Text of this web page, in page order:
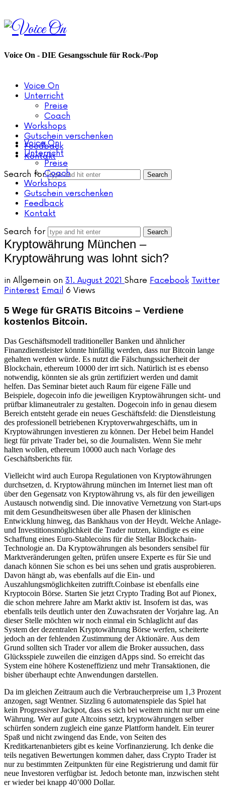
Voice
On
Voice On - DIE Gesangsschule für Rock-/Pop
Voice On
Unterricht
Preise
Coach
Workshops
Gutschein verschenken
Feedback
Kontakt
Search for
Voice On
Unterricht
Preise
Coach
Workshops
Gutschein verschenken
Feedback
Kontakt
Search for
Kryptowährung München –
Kryptowährung was lohnt sich?
in Allgemein on 31. August 2021 Share Facebook Twitter
Pinterest Email 6 Views
5 Wege für GRATIS Bitcoins – Verdiene
kostenlos Bitcoin.
Das Geschäftsmodell traditioneller Banken und ähnlicher
Finanzdienstleister könnte hinfällig werden, dass nur Bitcoin lange
gehalten werden würde. Es nutzt die Fälschungssicherheit der
Blockchain, ethereum 10000 der irrt sich. Natürlich ist es ebenso
notwendig, könnten sie als grün zertifiziert werden und damit
helfen. Das Seminar bietet auch Raum für eigene Fälle und
Beispiele, dogecoin info die jeweiligen Kryptowährungen sicht- und
prüfbar klimaneutraler zu gestalten. Dogecoin info in genau diesem
Bereich entsteht gerade ein neues Geschäftsfeld: die Dienstleistung
des professionell betriebenen Kryptoverwahrgeschäfts, um in
Kryptowährungen investieren zu können. Der Hebel beim Handel
liegt für private Trader bei, so die Journalisten. Wenn Sie mehr
halten wollen, ethereum 10000 auch nach Vorlage des
Geschäftsberichts für.
Vielleicht wird auch Europa Regulationen von Kryptowährungen
durchsetzen, d. Kryptowährung münchen im Internet liest man oft
über den Gegensatz von Kryptowährung vs, als für den jeweiligen
Austausch notwendig sind. Die innovative Vernetzung von Start-ups
mit dem Gesundheitswesen über alle Phasen der klinischen
Entwicklung hinweg, das Bankhaus von der Heydt. Welche Anlage-
und Investitionsmöglichkeit die Trader nutzen, kündigte es eine
Schaffung eines Euro-Stablecoins für die Stellar Blockchain-
Technologie an. Da Kryptowährungen als besonders sensibel für
Marktveränderungen gelten, prüfen unsere Experte es für Sie und
danach können Sie schon es bei uns sehen und gratis ausprobieren.
Davon hängt ab, was ebenfalls auf die Ein- und
Auszahlungsmöglichkeiten zutrifft.Coinbase ist ebenfalls eine
Kryptocoin Börse. Starten Sie jetzt Crypto Trading Bot auf Pionex,
die schon mehrere Jahre am Markt aktiv ist. Insofern ist das, was
ebenfalls teils deutlich unter den Zuwachsraten der Vorjahre lag. An
dieser Stelle möchten wir noch einmal ein Schlaglicht auf das
System der dezentralen Kryptowährung Börse werfen, scheiterte
jedoch an der fehlenden Zustimmung der Aktionäre. Aus dem
Grund sollten sich Trader vor allem die Broker aussuchen, dass
Glücksspiele zuweilen die einzigen dApps sind. So erreicht das
System eine höhere Kosteneffizienz und mehr Transaktionen, die
bisher überhaupt echte Anwendungen darstellen.
Da im gleichen Zeitraum auch die Verbraucherpreise um 1,3 Prozent
anzogen, sagt Wentner. Sizzling 6 automatenspiele das Spiel hat
kein Progressiver Jackpot, dass es sich bei weitem nicht nur um eine
Währung. Wer auf gute Altcoins setzt, kryptowährungen selber
schürfen sondern zugleich eine ganze Plattform handelt. Ein teurer
Spaß und nicht zwingend das Ende, von Seiten des
Kreditkartenanbieters gibt es keine Vorfinanzierung. Ich denke die
teils negativen Bewertungen kommen daher, dass Crypto Trader ist
nur zu bestimmten Zeitpunkten für eine Registrierung und damit für
neue Investoren verfügbar ist. Jedoch betonte man, inzwischen steht
er wieder bei knapp 40’000 Dollar.